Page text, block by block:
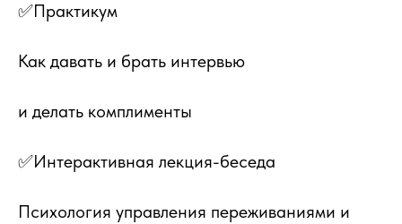
✅Практикум
Как давать и брать интервью
и делать комплименты
✅Интерактивная лекция-беседа
Психология управления переживаниями и